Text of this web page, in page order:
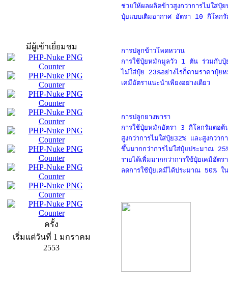
มีผู้เข้าเยี่ยมชม
ครั้ง
เริ่มแต่วันที่ 1 มกราคม
2553
ช่วยให้ผลผลิตข้าวสูงกว่าการไม่ใส่ปุ๋
ปุ๋ยแบบเติมอากาศ อัตรา 10 กิโลก
การปลูกข้าวโพดหวาน
การใช้ปุ๋ยหมักมูลวัว 1 ตัน ร่วมกับปุ๋
ไม่ใส่ปุ๋ย 23%อย่างไรก็ตามราคาปุ๋ย
เคมีอัตราแนะนำเพียงอย่างเดียว
การปลูกยางพารา
การใช้ปุ๋ยหมักอัตรา 3 กิโลกรัมต่อต้
สูงกว่าการไม่ใส่ปุ๋ย32% และสูงกว่า
ขึ้นมากกว่าการไม่ใส่ปุ๋ยประมาณ
รายได้เพิ่มมากกว่าการใช้ปุ๋ยเคมีอัต
ลดการใช้ปุ๋ยเคมีได้ประมาณ 50%